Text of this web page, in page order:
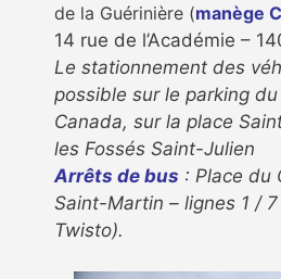
de la Guérinière (manège
14 rue de l’Académie –
Le stationnement des
possible sur le parking
Canada, sur la place
les Fossés Saint-Julien
Arrêts de bus : Place du
Saint-Martin – lignes 1 /
Twisto).